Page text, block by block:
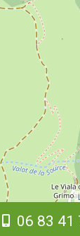
06 83 41